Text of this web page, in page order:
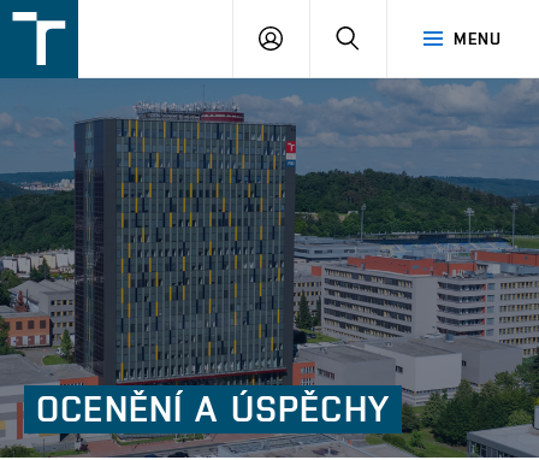
v
Brně
MENU
PŘIHLÁŠENÍ
OCENĚNÍ A ÚSPĚCHY